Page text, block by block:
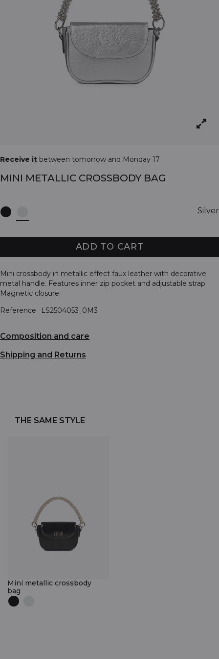
Receive it between tomorrow and Monday 17
MINI METALLIC CROSSBODY BAG
Silver
ADD TO CART
Mini crossbody in metallic effect faux leather with decorative
metal handle. Features inner zip pocket and adjustable strap.
Magnetic closure.
Reference
LS2504053_0M3
Composition and care
Shipping and Returns
THE SAME STYLE
Mini metallic crossbody
bag